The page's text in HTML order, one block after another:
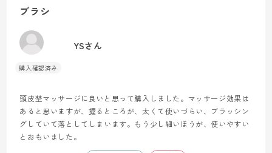
ブラシ
YSさん
頭皮埜マッサージに良いと思って購入しました。マッサージ効果は
あると思いますが、握るところが、太くて使いづらい、ブラッシン
グしていて落としてしまいます。もう少し細いほうが、使いやすい
とおもいました。